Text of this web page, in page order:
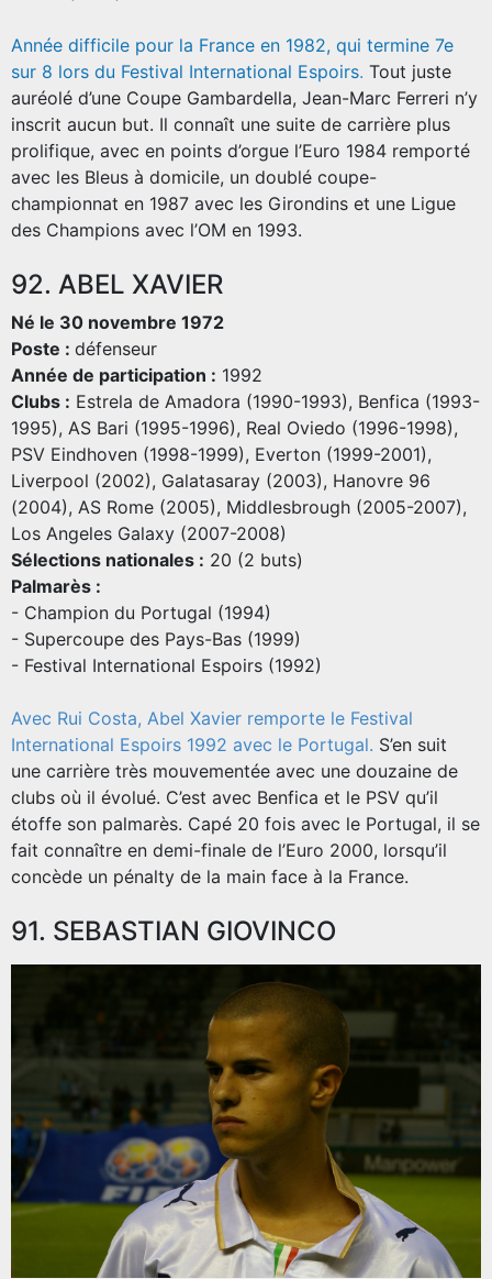
Année difficile pour la France en 1982, qui termine 7e
sur 8 lors du Festival International Espoirs. Tout juste
auréolé d’une Coupe Gambardella, Jean-Marc Ferreri n’y
inscrit aucun but. Il connaît une suite de carrière plus
prolifique, avec en points d’orgue l’Euro 1984 remporté
avec les Bleus à domicile, un doublé coupe-
championnat en 1987 avec les Girondins et une Ligue
des Champions avec l’OM en 1993.
92. ABEL XAVIER
Né le 30 novembre 1972
Poste : défenseur
Année de participation : 1992
Clubs : Estrela de Amadora (1990-1993), Benfica (1993-
1995), AS Bari (1995-1996), Real Oviedo (1996-1998),
PSV Eindhoven (1998-1999), Everton (1999-2001),
Liverpool (2002), Galatasaray (2003), Hanovre 96
(2004), AS Rome (2005), Middlesbrough (2005-2007),
Los Angeles Galaxy (2007-2008)
Sélections nationales : 20 (2 buts)
Palmarès :
- Champion du Portugal (1994)
- Supercoupe des Pays-Bas (1999)
- Festival International Espoirs (1992)
Avec Rui Costa, Abel Xavier remporte le Festival
International Espoirs 1992 avec le Portugal. S’en suit
une carrière très mouvementée avec une douzaine de
clubs où il évolué. C’est avec Benfica et le PSV qu’il
étoffe son palmarès. Capé 20 fois avec le Portugal, il se
fait connaître en demi-finale de l’Euro 2000, lorsqu’il
concède un pénalty de la main face à la France.
91. SEBASTIAN GIOVINCO